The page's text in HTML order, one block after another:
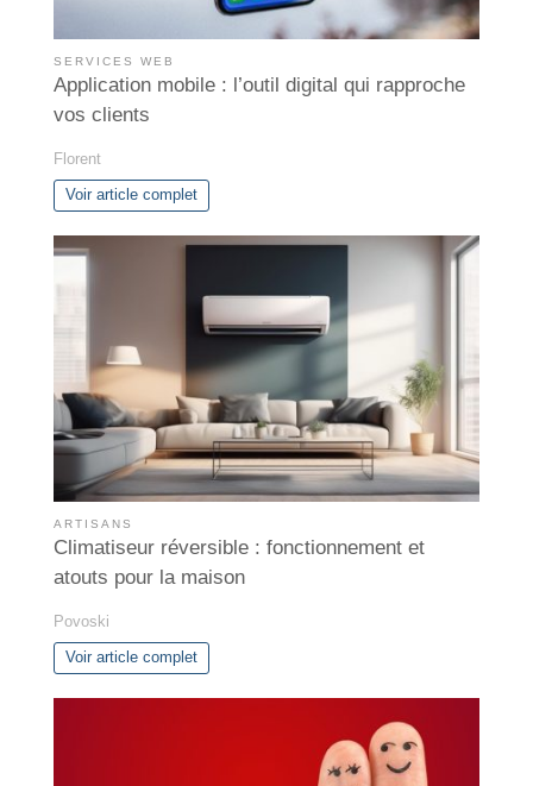
SERVICES WEB
Application mobile : l’outil digital qui rapproche
vos clients
Florent
Voir article complet
ARTISANS
Climatiseur réversible : fonctionnement et
atouts pour la maison
Povoski
Voir article complet